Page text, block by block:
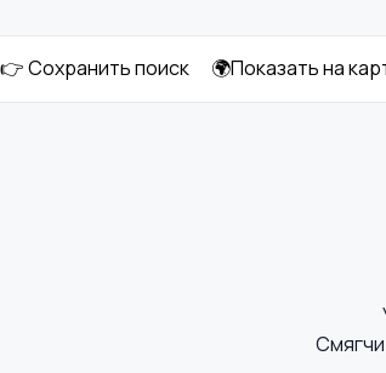
👉 Сохранить поиск 🌍Показать на